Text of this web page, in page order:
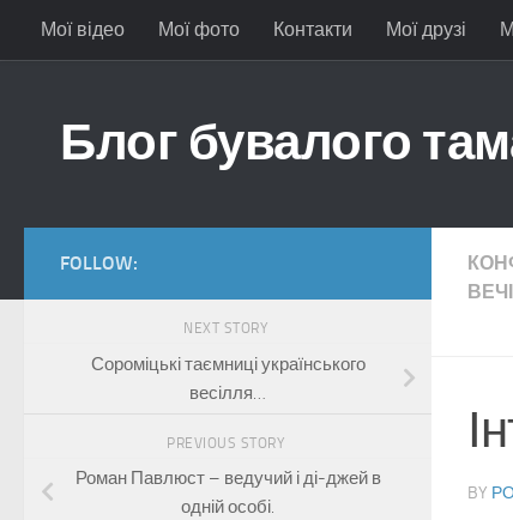
Skip to content
Мої відео Мої фото Контакти Мої друзі
Блог бувалого
BY
FOLLOW:
NEXT STORY
Сороміцькі таємниці українського
весілля…
PREVIOUS STORY
Роман Павлюст – ведучий і ді-джей в
одній особі.